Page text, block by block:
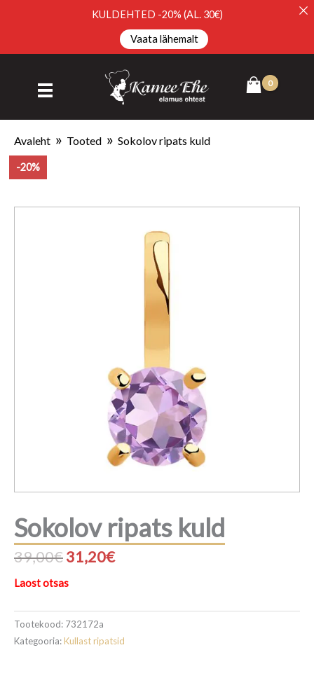
KULDEHTED -20% (AL. 30€)
Vaata lähemalt
Avaleht Tooted Sokolov ripats kuld
-20%
Sokolov ripats kuld
39,00€Algne
hind
oli:
39,00€.
31,20€Praegune
on:
31,20€.
Laost otsas
Tootekood: 732172a
Kategooria:Kullast ripatsid